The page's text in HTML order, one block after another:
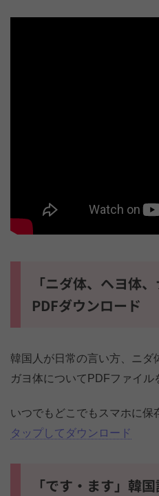
「ニダ体、ヘヨ体
PDFダウンロード
韓国人が日常の言い方、ニダ
ガヨ体についてPDFファイル
いつでもどこでもスマホに保
タップしてダウンロード
「です・ます」韓